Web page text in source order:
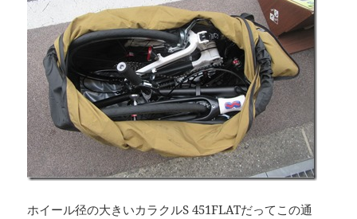
ホイール径の大きいカラクルS 451FLATだってこの通